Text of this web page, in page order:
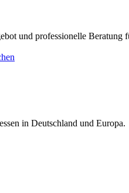
und professionelle Beratung
in Deutschland und Europa.